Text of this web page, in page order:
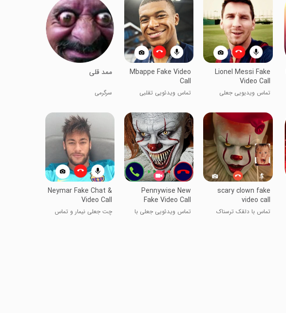
Lionel Messi Fake
Video Call
تماس ویدیویی جعلی
Mbappe Fake Video
Call
تماس ویدئویی تقلبی
ممد قلی
سرگرمی
scary clown fake
video call
تماس با دلقک ترسناک
Pennywise New
Fake Video Call
تماس ویدئویی جعلی با
Neymar Fake Chat &
Video Call
چت جعلی نیمار و تماس